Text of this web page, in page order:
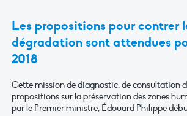
Les propositions pour contrer
dégradation sont attendues
2018
Cette mission de diagnostic, de consultation
propositions sur la préservation des zones
par le Premier ministre, Édouard Philippe